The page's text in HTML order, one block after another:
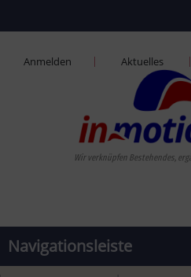
Anmelden Aktuelles
Wir
Navigationsleiste